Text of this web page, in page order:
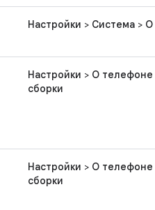
Настройки > Система > О
Настройки > О телефоне
сборки
Настройки > О телефоне
сборки